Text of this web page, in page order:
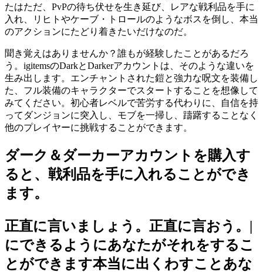
たはただ、PvPの待ち伏せを生き延び、レアな戦利品を手に
入れ、リヒトやケーブ・トロールのようなボスを倒し、本当
のアクションにたどり着きたいだけなのだ。
聞き覚えはありませんか？誰もが経験したことがあるだろ
う。igitemsのDarkとDarkerアカウントは、そのような違いを
生み出します。エンチャントされた鎧と強力な呪文を装備し
た、フル装備のキャラクターでスタートすることを想像して
みてください。初心者レベルで苦労する代わりに、自信を持
ってダンジョンに突入し、モブを一掃し、躊躇することなく
他のプレイヤーに挑戦することができます。
ダーク＆ダーカーアカウントを購入す
ると、戦利品を手に入れることができ
ます。
正直に言いましょう。正直に言おう。|
にできるようにあなたがそれをするこ
とができます本当に出くわすことあな